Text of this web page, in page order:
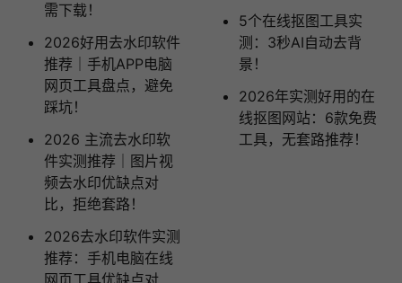
需下载！
2026好用去水印软件
推荐｜手机APP电脑
网页工具盘点，避免
踩坑！
2026 主流去水印软
件实测推荐｜图片视
频去水印优缺点对
比，拒绝套路！
2026去水印软件实测
推荐：手机电脑在线
5个在线抠图工具实
测：3秒AI自动去背
景！
2026年实测好用的在
线抠图网站：6款免费
工具，无套路推荐！